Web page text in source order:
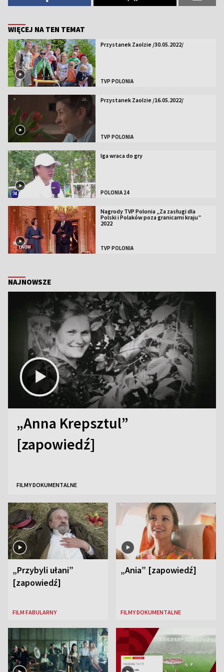
WIĘCEJ NA TEN TEMAT
Przystanek Zaolzie /30.05.2022/
TVP POLONIA
Przystanek Zaolzie /16.05.2022/
TVP POLONIA
Iga wraca do gry
POLONIA 24
Nagrody TVP Polonia „Za zasługi dla
Polski i Polaków poza granicami kraju”
2022
TVP POLONIA
NAJNOWSZE
„Anna Krepsztul”
[zapowiedź]
FILMY DOKUMENTALNE
„Przybyli ułani”
[zapowiedź]
FILM FABULARNY
„Ania” [zapowiedź]
FILMY DOKUMENTALNE